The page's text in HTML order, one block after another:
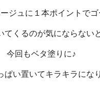
ージュに１本ポイントで
てくるのが気にならない
今回もベタ塗りに♪
ぱい置いてキラキラにな